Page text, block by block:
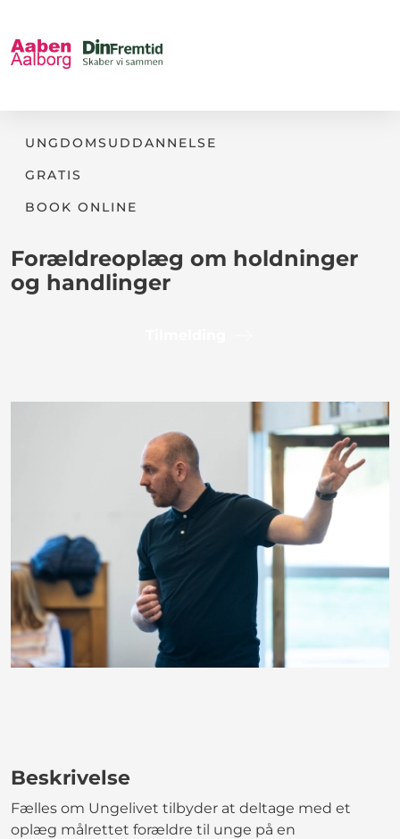
UNGDOMSUDDANNELSE
GRATIS
BOOK ONLINE
Forældreoplæg om holdninger
og handlinger
Beskrivelse
Fælles om Ungelivet tilbyder at deltage med et
oplæg målrettet forældre til unge på en